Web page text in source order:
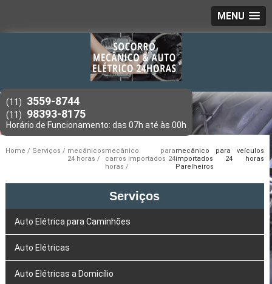
MENU
(11) 3559-8744
(11) 98393-8175
Home Serviços
mecânicos
24 horas
mecânico para
carros importados 24
horas
mecânico para veículos
importados 24 horas
Parelheiros
Serviços
Auto Elétrica para Caminhões
Auto Elétricas
Auto Elétricas a Domicílio